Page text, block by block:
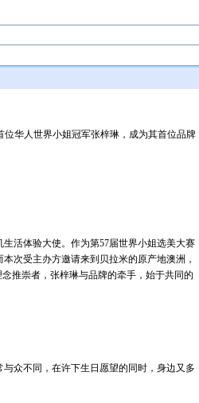
位华人世界小姐冠军张梓琳，成为其首位品牌
活体验大使。作为第57届世界小姐选美大赛
次受主办方邀请来到贝拉米的原产地澳洲，
推崇者，张梓琳与品牌的牵手，始于共同的
众不同，在许下生日愿望的同时，身边又多